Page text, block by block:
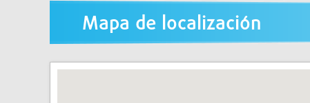
Sin embargo, el acontecimiento que más
Ledigos pasó a ser punto de descanso para
Mapa de localización